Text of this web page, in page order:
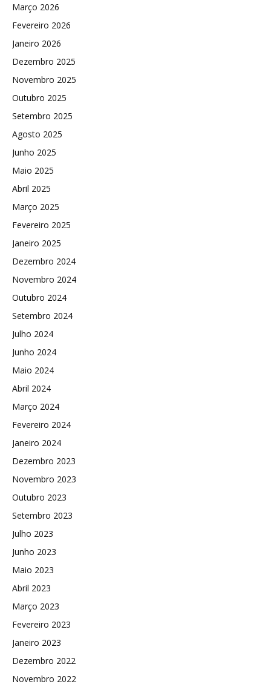
Março 2026
Fevereiro 2026
Janeiro 2026
Dezembro 2025
Novembro 2025
Outubro 2025
Setembro 2025
Agosto 2025
Junho 2025
Maio 2025
Abril 2025
Março 2025
Fevereiro 2025
Janeiro 2025
Dezembro 2024
Novembro 2024
Outubro 2024
Setembro 2024
Julho 2024
Junho 2024
Maio 2024
Abril 2024
Março 2024
Fevereiro 2024
Janeiro 2024
Dezembro 2023
Novembro 2023
Outubro 2023
Setembro 2023
Julho 2023
Junho 2023
Maio 2023
Abril 2023
Março 2023
Fevereiro 2023
Janeiro 2023
Dezembro 2022
Novembro 2022